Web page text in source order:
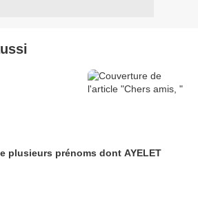
plusieurs prénoms dont AYELET